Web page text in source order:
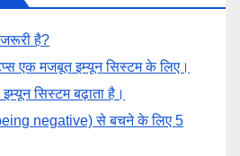
है?
एक मजबूत इम्यून सिस्टम के लिए।
सिस्टम बढ़ाता है।
negative) से बचने के लिए 5